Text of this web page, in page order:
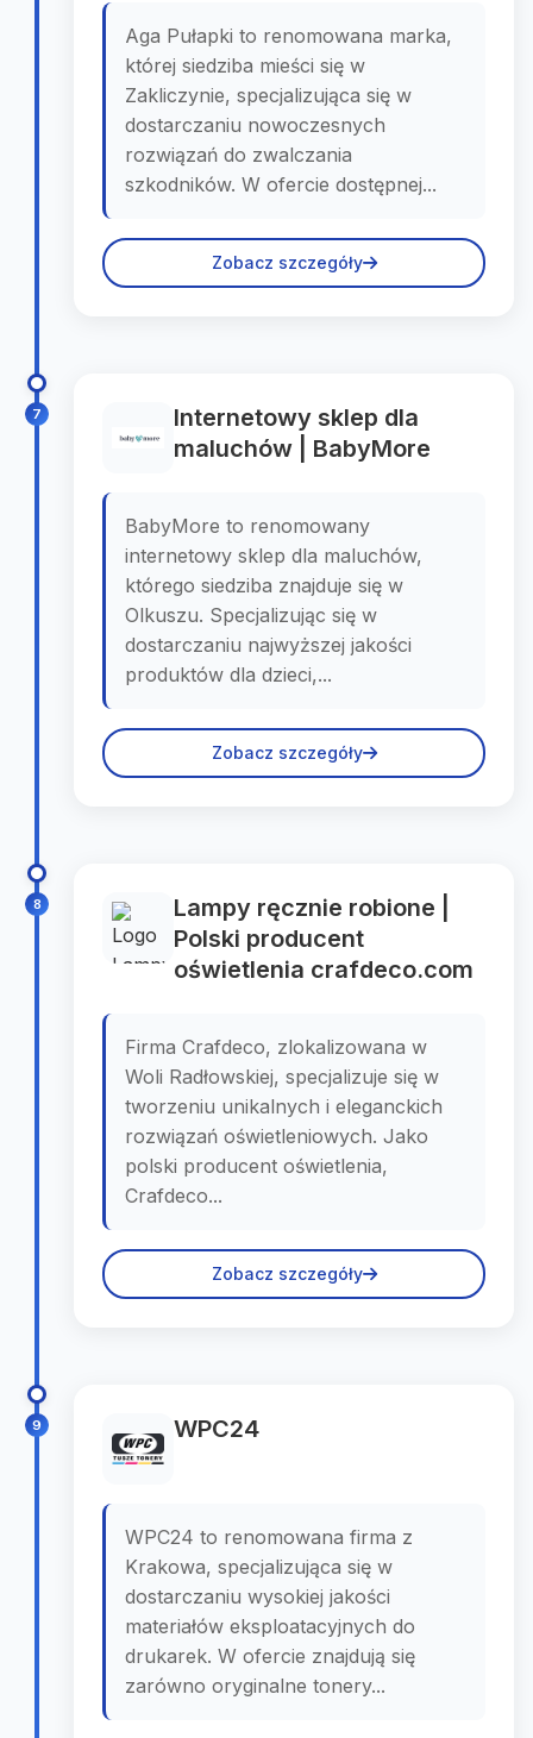
Aga Pułapki to renomowana marka,
której siedziba mieści się w
Zakliczynie, specjalizująca się w
dostarczaniu nowoczesnych
rozwiązań do zwalczania
szkodników. W ofercie dostępnej...
Zobacz szczegóły
7
Internetowy sklep dla
maluchów | BabyMore
BabyMore to renomowany
internetowy sklep dla maluchów,
którego siedziba znajduje się w
Olkuszu. Specjalizując się w
dostarczaniu najwyższej jakości
produktów dla dzieci,...
Zobacz szczegóły
8
Lampy ręcznie robione |
Polski producent
oświetlenia crafdeco.com
Firma Crafdeco, zlokalizowana w
Woli Radłowskiej, specjalizuje się w
tworzeniu unikalnych i eleganckich
rozwiązań oświetleniowych. Jako
polski producent oświetlenia,
Crafdeco...
Zobacz szczegóły
9 WPC24
WPC24 to renomowana firma z
Krakowa, specjalizująca się w
dostarczaniu wysokiej jakości
materiałów eksploatacyjnych do
drukarek. W ofercie znajdują się
zarówno oryginalne tonery...